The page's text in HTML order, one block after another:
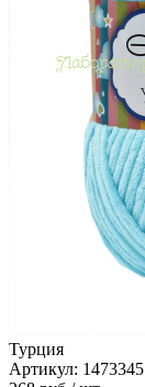
Турция
Артикул: 1473345